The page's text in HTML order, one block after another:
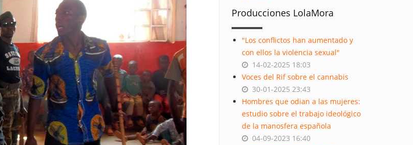
Producciones LolaMora
"Los conflictos han aumentado y
con ellos la violencia sexual"
14-02-2025 18:03
Voces del Rif sobre el cannabis
30-01-2025 23:43
Hombres que odian a las mujeres:
estudio sobre el trabajo ideológico
de la manosfera española
04-09-2023 16:40